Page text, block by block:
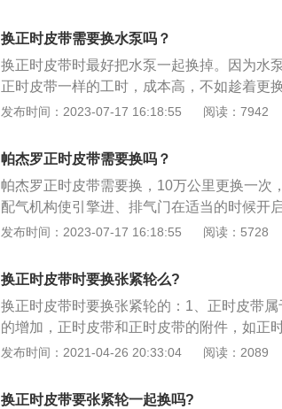
机等，如果皮带出现打滑或断裂，与此相关
影响到汽车正常使用，因此，定期检查传动
换正时皮带需要换水泵吗？
换正时皮带时最好把水泵一起换掉。因为水
正时皮带一样的工时，成本高，不如趁着更
正时皮带的相关介绍：1、简介：正时皮带对
坏。随着发动机工作时间的增加，正时皮带
皮带张紧器和水泵等都会发生磨损或老化，
附件是否良好。2、注意事项：在使用时，
看见正时带表面有裂纹，就需要注意正时带
正时带安装是否正确。
发布时间：2023-07-17 16:18:55 阅读：7942
帕杰罗正时皮带需要换吗？
帕杰罗正时皮带需要换，10万公里更换一次
配气机构使引擎进、排气门在适当的时候开
常地吸气和排气。帕杰罗车身尺寸是：长
最大功率是120kw，最大扭矩是244nm，与
发布时间：2023-07-17 16:18:55 阅读：5728
换正时皮带时要换张紧轮么?
换正时皮带时要换张紧轮的：1、正时皮带
的增加，正时皮带和正时皮带的附件，如正
泵等都会发生磨损或老化；2、因此，凡是装
发电机皮带和滑油滤器，接着把露在外面的
发布时间：2021-04-26 20:33:04 阅读：2089
换正时皮带要张紧轮一起换吗?